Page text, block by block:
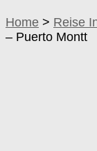
Home > Reise
– Puerto Montt